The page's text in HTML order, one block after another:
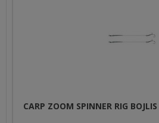
CARP ZOOM SPINNER RIG